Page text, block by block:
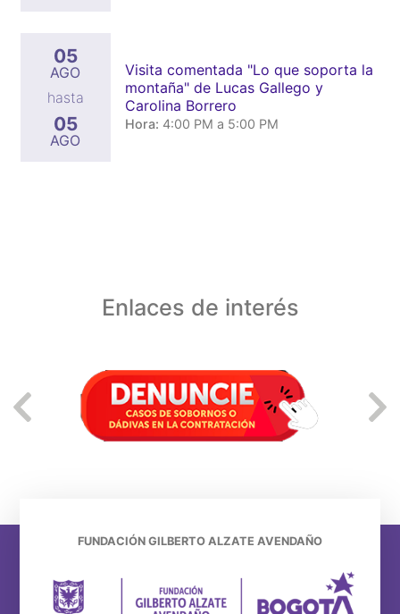
05
AGO
hasta
05
AGO
Visita comentada "Lo que soporta la
montaña" de Lucas Gallego y
Carolina Borrero
Hora: 4:00 PM a 5:00 PM
Enlaces de interés
FUNDACIÓN GILBERTO ALZATE AVENDAÑO